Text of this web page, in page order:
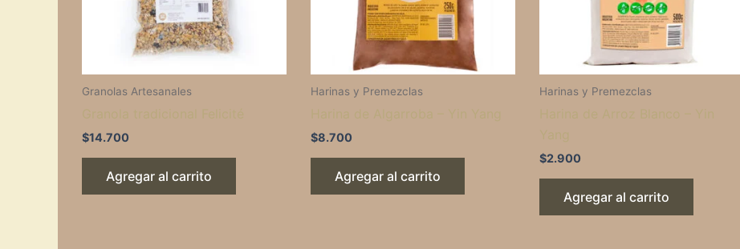
Granolas Artesanales
$14.700
Agregar al carrito
Harinas y Premezclas
$8.700
Agregar al carrito
Harinas y Premezclas
$2.900
Agregar al carrito